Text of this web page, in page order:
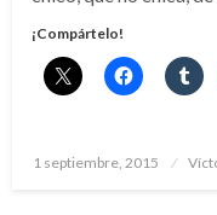
¡Compártelo!
Publicado
1 septiembre, 2015